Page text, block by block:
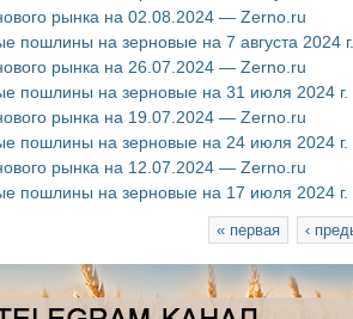
рынка на 02.08.2024 — Zerno.ru
пошлины на зерновые на 7 августа 2024 г.
рынка на 26.07.2024 — Zerno.ru
пошлины на зерновые на 31 июля 2024 г.
рынка на 19.07.2024 — Zerno.ru
пошлины на зерновые на 24 июля 2024 г.
рынка на 12.07.2024 — Zerno.ru
пошлины на зерновые на 17 июля 2024 г.
« первая ‹